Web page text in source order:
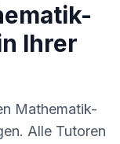
Ihrer
Mathematik-
. Alle Tutoren